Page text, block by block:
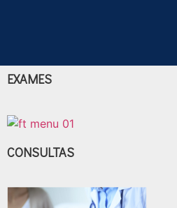
EXAMES
CONSULTAS